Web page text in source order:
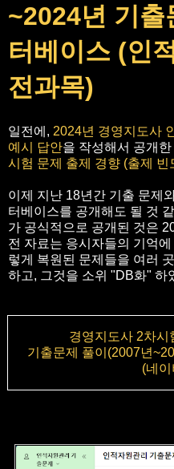
~2024년 기출
터베이스 (인
전과목)
일전에, 2024년 경영지도사
예시 답안을 작성해서 공개
시험 문제 출제 경향 (출제 빈
이제 지난 18년간 기출 문제
터베이스를 공개해도 될 것
가 공식적으로 공개된 것은
전 자료는 응시자들의 기억
렇게 복원된 문제들을 여러
하고, 그것을 소위 "DB화" 하
경영지도사 2차시
기출문제 풀이(2007년
(네